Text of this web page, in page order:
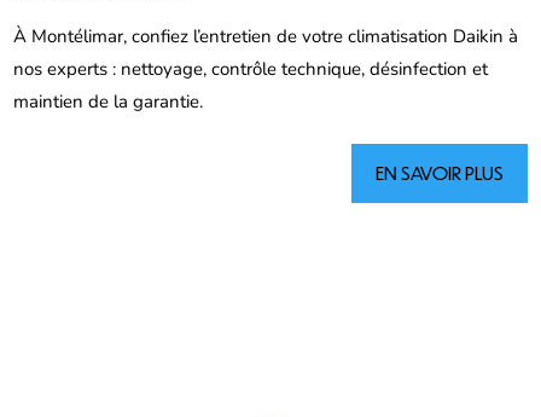
À Montélimar, confiez l’entretien de votre climatisation Daikin à
nos experts : nettoyage, contrôle technique, désinfection et
maintien de la garantie.
EN SAVOIR PLUS